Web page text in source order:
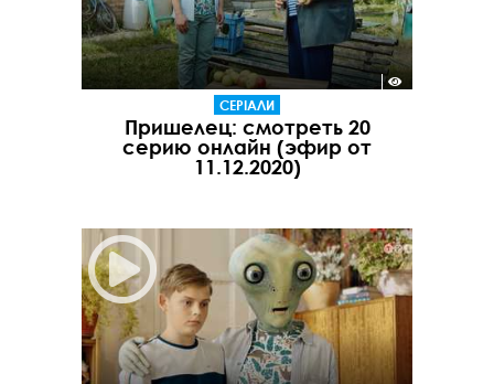
СЕРІАЛИ
Пришелец: смотреть 20
серию онлайн (эфир от
11.12.2020)